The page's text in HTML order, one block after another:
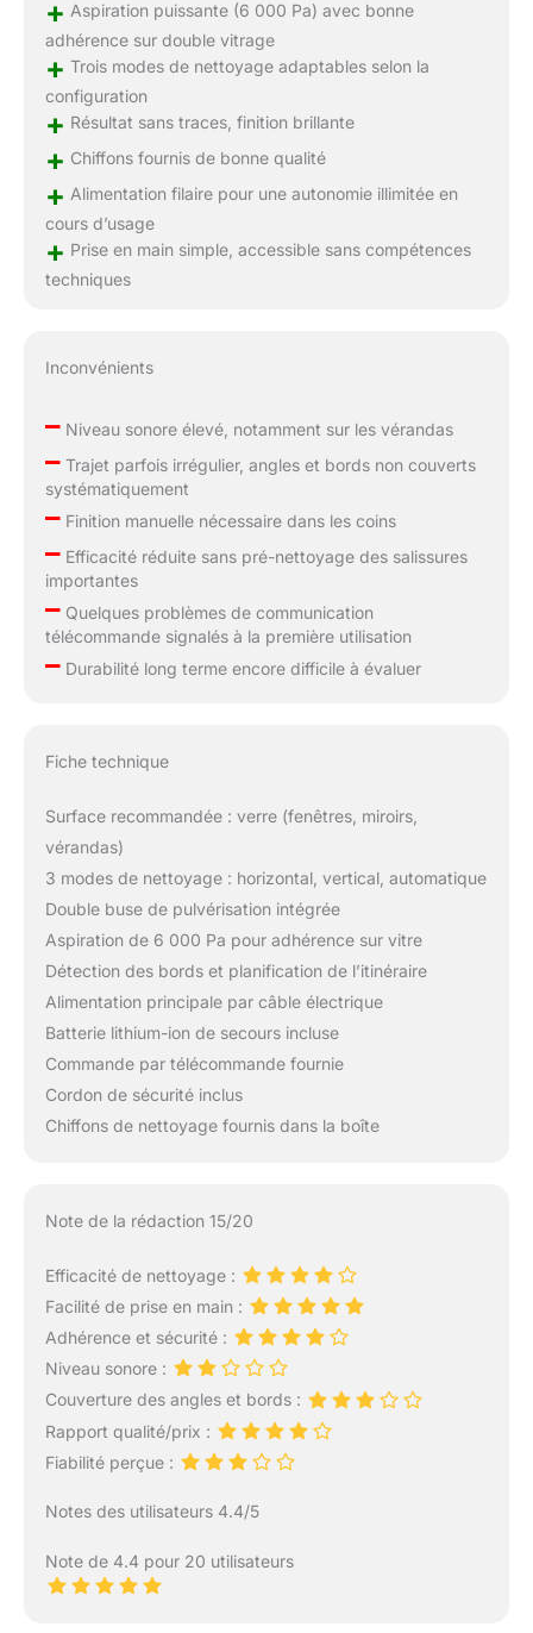
+ Aspiration puissante (6 000 Pa) avec bonne
adhérence sur double vitrage
+ Trois modes de nettoyage adaptables selon la
configuration
+ Résultat sans traces, finition brillante
+ Chiffons fournis de bonne qualité
+ Alimentation filaire pour une autonomie illimitée en
cours d’usage
+ Prise en main simple, accessible sans compétences
techniques
Inconvénients
–Niveau sonore élevé, notamment sur les vérandas
–Trajet parfois irrégulier, angles et bords non couverts
systématiquement
–Finition manuelle nécessaire dans les coins
–Efficacité réduite sans pré-nettoyage des salissures
importantes
–Quelques problèmes de communication
télécommande signalés à la première utilisation
–Durabilité long terme encore difficile à évaluer
Fiche technique
Surface recommandée : verre (fenêtres, miroirs,
vérandas)
3 modes de nettoyage : horizontal, vertical, automatique
Double buse de pulvérisation intégrée
Aspiration de 6 000 Pa pour adhérence sur vitre
Détection des bords et planification de l’itinéraire
Alimentation principale par câble électrique
Batterie lithium-ion de secours incluse
Commande par télécommande fournie
Cordon de sécurité inclus
Chiffons de nettoyage fournis dans la boîte
Note de la rédaction 15/20
Efficacité de nettoyage :
Facilité de prise en main :
Adhérence et sécurité :
Niveau sonore :
Couverture des angles et bords :
Rapport qualité/prix :
Fiabilité perçue :
Notes des utilisateurs 4.4/5
Note de 4.4 pour 20 utilisateurs